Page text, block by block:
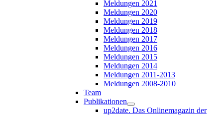
Meldungen 2021
Meldungen 2020
Meldungen 2019
Meldungen 2018
Meldungen 2017
Meldungen 2016
Meldungen 2015
Meldungen 2014
Meldungen 2011-2013
Meldungen 2008-2010
Team
Publikationen
up2date. Das Onlinemagazin der